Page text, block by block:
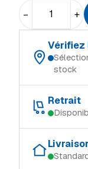
− +
Vérifiez
stock
Schifflange
Ingeldorf
Alzingen
Retrait
Schifflange